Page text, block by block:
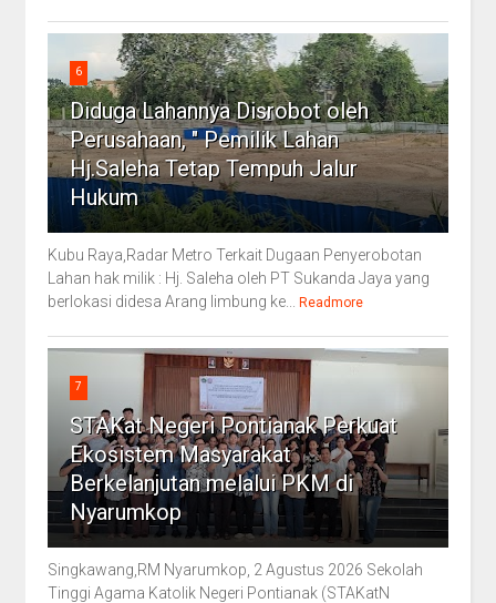
6
Diduga Lahannya Disrobot oleh
Perusahaan, " Pemilik Lahan
Hj.Saleha Tetap Tempuh Jalur
Hukum
Kubu Raya,Radar Metro Terkait Dugaan Penyerobotan
Lahan hak milik : Hj. Saleha oleh PT Sukanda Jaya yang
berlokasi didesa Arang limbung ke...
Readmore
7
STAKat Negeri Pontianak Perkuat
Ekosistem Masyarakat
Berkelanjutan melalui PKM di
Nyarumkop
Singkawang,RM Nyarumkop, 2 Agustus 2026 Sekolah
Tinggi Agama Katolik Negeri Pontianak (STAKatN